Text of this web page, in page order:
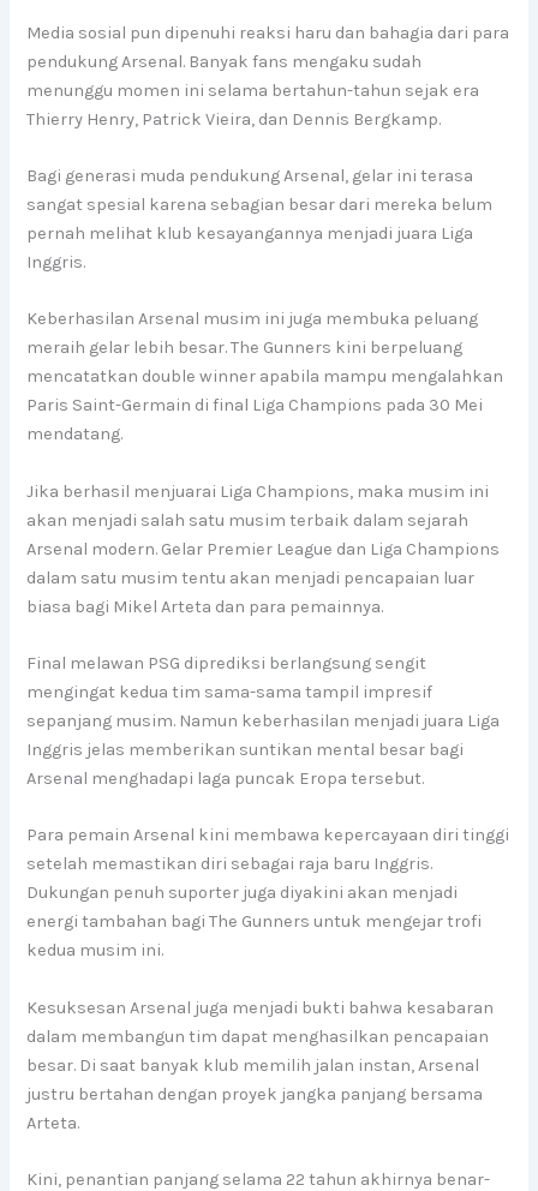
Media sosial pun dipenuhi reaksi haru dan bahagia dari para
pendukung Arsenal. Banyak fans mengaku sudah
menunggu momen ini selama bertahun-tahun sejak era
Thierry Henry, Patrick Vieira, dan Dennis Bergkamp.
Bagi generasi muda pendukung Arsenal, gelar ini terasa
sangat spesial karena sebagian besar dari mereka belum
pernah melihat klub kesayangannya menjadi juara Liga
Inggris.
Keberhasilan Arsenal musim ini juga membuka peluang
meraih gelar lebih besar. The Gunners kini berpeluang
mencatatkan double winner apabila mampu mengalahkan
Paris Saint-Germain di final Liga Champions pada 30 Mei
mendatang.
Jika berhasil menjuarai Liga Champions, maka musim ini
akan menjadi salah satu musim terbaik dalam sejarah
Arsenal modern. Gelar Premier League dan Liga Champions
dalam satu musim tentu akan menjadi pencapaian luar
biasa bagi Mikel Arteta dan para pemainnya.
Final melawan PSG diprediksi berlangsung sengit
mengingat kedua tim sama-sama tampil impresif
sepanjang musim. Namun keberhasilan menjadi juara Liga
Inggris jelas memberikan suntikan mental besar bagi
Arsenal menghadapi laga puncak Eropa tersebut.
Para pemain Arsenal kini membawa kepercayaan diri tinggi
setelah memastikan diri sebagai raja baru Inggris.
Dukungan penuh suporter juga diyakini akan menjadi
energi tambahan bagi The Gunners untuk mengejar trofi
kedua musim ini.
Kesuksesan Arsenal juga menjadi bukti bahwa kesabaran
dalam membangun tim dapat menghasilkan pencapaian
besar. Di saat banyak klub memilih jalan instan, Arsenal
justru bertahan dengan proyek jangka panjang bersama
Arteta.
Kini, penantian panjang selama 22 tahun akhirnya benar-